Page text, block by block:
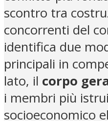
scontro tra
concorrenti del
identifica due
principali in
lato, il corpo
i membri più
socioeconomico